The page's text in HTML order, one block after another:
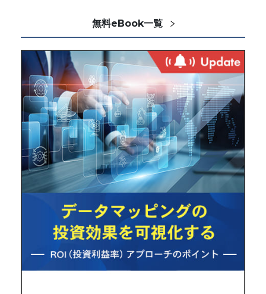
無料eBook一覧